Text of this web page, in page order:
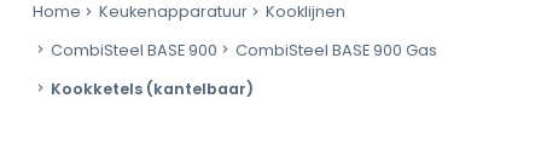
Home Keukenapparatuur
Kooklijnen
CombiSteel BASE 900
CombiSteel BASE 900 Gas
Kookketels (kantelbaar)